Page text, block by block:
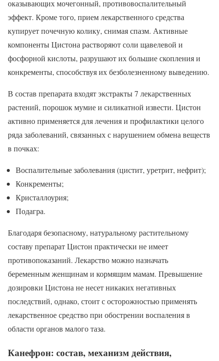
оказывающих мочегонный, противовоспалительный
эффект. Кроме того, прием лекарственного средства
купирует почечную колику, снимая спазм. Активные
компоненты Цистона растворяют соли щавелевой и
фосфорной кислоты, разрушают их большие скопления и
конкременты, способствуя их безболезненному выведению.
В состав препарата входят экстракты 7 лекарственных
растений, порошок мумие и силикатной извести. Цистон
активно применяется для лечения и профилактики целого
ряда заболеваний, связанных с нарушением обмена веществ
в почках:
Воспалительные заболевания (цистит, уретрит, нефрит);
Конкременты;
Кристаллоурия;
Подагра.
Благодаря безопасному, натуральному растительному
составу препарат Цистон практически не имеет
противопоказаний. Лекарство можно назначать
беременным женщинам и кормящим мамам. Превышение
дозировки Цистона не несет никаких негативных
последствий, однако, стоит с осторожностью применять
лекарственное средство при обострении воспаления в
области органов малого таза.
Канефрон: состав, механизм действия,